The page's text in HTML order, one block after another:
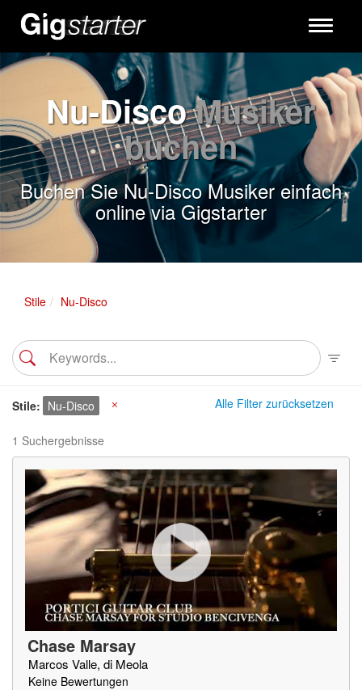
Toggle
Nu-DiscoMusiker
buchen
Buchen Sie Nu-Disco Musiker einfach
online via Gigstarter
Stile Nu-Disco
Alle Filter zurücksetzen
Stile Nu-Disco
1 Suchergebnisse
Chase Marsay
Marcos Valle, di Meola
Keine Bewertungen